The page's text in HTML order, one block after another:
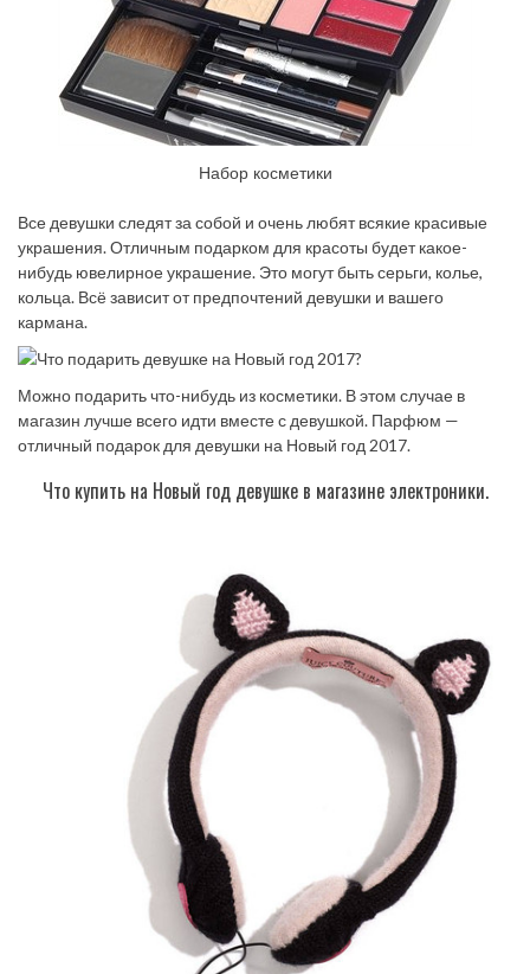
Набор косметики
Все девушки следят за собой и очень любят всякие красивые
украшения. Отличным подарком для красоты будет какое-
нибудь ювелирное украшение. Это могут быть серьги, колье,
кольца. Всё зависит от предпочтений девушки и вашего
кармана.
Можно подарить что-нибудь из косметики. В этом случае в
магазин лучше всего идти вместе с девушкой. Парфюм —
отличный подарок для девушки на Новый год 2017.
Что купить на Новый год девушке в магазине электроники.